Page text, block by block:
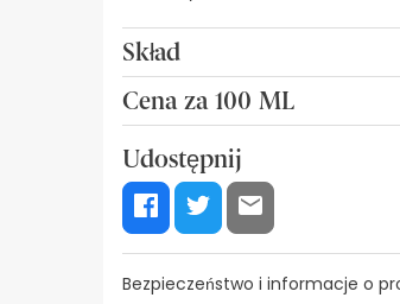
Skład
Butil acetilaminopropianato del
Cena za 100 ML
Udostępnij
Bezpieczeństwo i informacje o